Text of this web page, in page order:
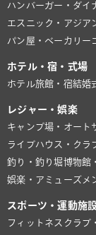
ハンバーガー・ダイ
エスニック・アジア
パン屋・ベーカリー
ホテル・宿・式場
ホテル旅館・宿結婚
レジャー・娯楽
キャンプ場・オート
ライブハウス・クラ
釣り・釣り堀博物館
娯楽・アミューズメ
スポーツ・運動施
フィットネスクラブ